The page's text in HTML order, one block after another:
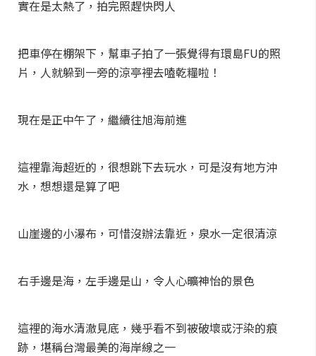
實在是太熱了，拍完照趕快閃人
把車停在棚架下，幫車子拍了一張覺得有環島FU的照
片，人就躲到一旁的涼亭裡去嗑乾糧啦！
現在是正中午了，繼續往旭海前進
這裡靠海超近的，很想跳下去玩水，可是沒有地方沖
水，想想還是算了吧
山崖邊的小瀑布，可惜沒辦法靠近，泉水一定很清涼
右手邊是海，左手邊是山，令人心曠神怡的景色
這裡的海水清澈見底，幾乎看不到被破壞或汙染的痕
跡，堪稱台灣最美的海岸線之一